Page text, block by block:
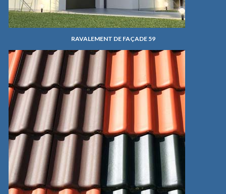
RAVALEMENT DE FAÇADE 59